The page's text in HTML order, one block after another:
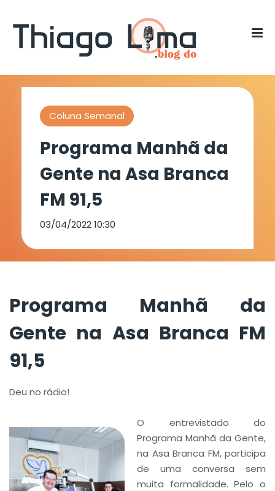
Coluna Semanal
Programa Manhã da
Gente na Asa Branca
FM 91,5
03/04/2022 10:30
Programa Manhã da
Gente na Asa Branca FM
91,5
Deu no rádio!
O entrevistado do
Programa Manhã da Gente,
na Asa Branca FM, participa
de uma conversa sem
muita formalidade. Pelo o